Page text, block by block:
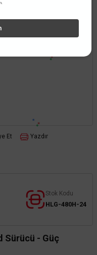
Et Yazdır
Stok Kodu
HLG-480H-24
Sürücü - Güç